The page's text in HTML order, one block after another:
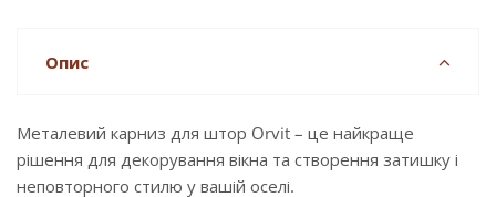
Опис
Металевий карниз для штор Orvit – це найкраще
рішення для декорування вікна та створення затишку і
неповторного стилю у вашій оселі.